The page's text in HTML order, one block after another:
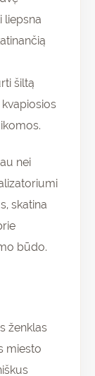
liepsna
šiltą
nei
skatina
būdo.
ženklas
miesto